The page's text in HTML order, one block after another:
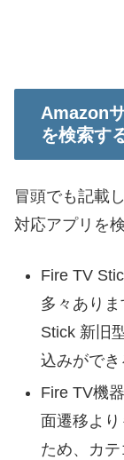
Amazon
を検索す
冒頭でも記載
対応アプリを
Fire TV
多々あり
Stick 新旧
込みができ
Fire TV機
面遷移よ
ため、カ